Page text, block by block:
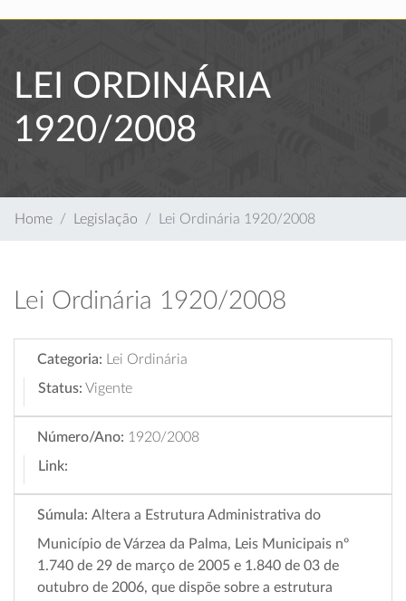
LEI ORDINÁRIA
1920/2008
Home Legislação Lei Ordinária 1920/2008
Lei Ordinária 1920/2008
Categoria:
Lei Ordinária
Status: Vigente
Número/Ano: 1920/2008
Link:
Súmula: Altera a Estrutura Administrativa do
Município de Várzea da Palma, Leis Municipais nº
1.740 de 29 de março de 2005 e 1.840 de 03 de
outubro de 2006, que dispõe sobre a estrutura